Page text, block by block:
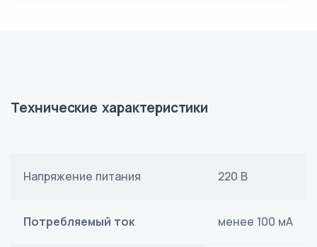
Технические характеристики
Напряжение питания 220 В
Потребляемый ток менее 100 мА